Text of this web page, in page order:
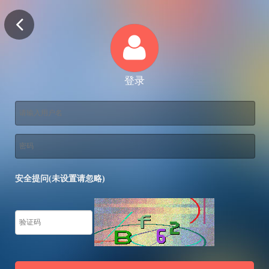
登录
安全提问(未设置请忽略)